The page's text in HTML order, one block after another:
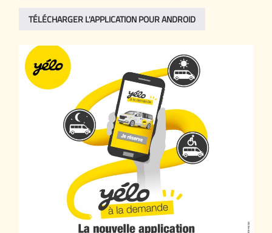
TÉLÉCHARGER L'APPLICATION POUR ANDROID